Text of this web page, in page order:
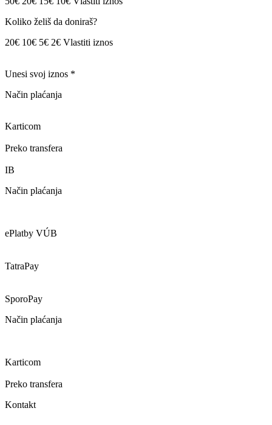
Koliko želiš da doniraš?
20€ 10€ 5€ 2€ Vlastiti iznos
Unesi svoj iznos *
Način plaćanja
Karticom
Preko transfera
IB
Način plaćanja
ePlatby VÚB
TatraPay
SporoPay
Način plaćanja
Karticom
Preko transfera
Kontakt